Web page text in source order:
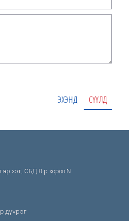
ЭХЭНД СҮҮЛД
хот, СБД 8-р хороо N
дүүрэг